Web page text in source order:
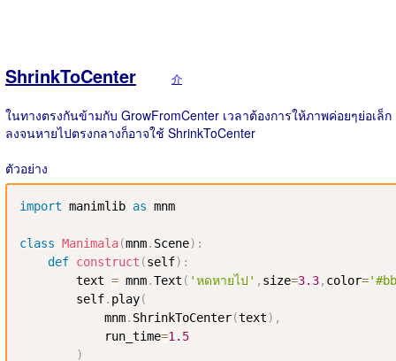
ShrinkToCenter 介
ในทางตรงกันข้ามกับ GrowFromCenter เวลาต้องการให้ภาพค่อยๆย่อเล็ก
ลงจนหายไปตรงกลางก็อาจใช้ ShrinkToCenter
ตัวอย่าง
import manimlib as mnm
class Manimala(mnm. Scene) :
def construct (self) :
        text
= mnm.Text ( 'หดหายไป' , size=3.3, color=
        self
. play(
            mnm
. ShrinkToCenter(text) ,
            run_time
=1.5
)